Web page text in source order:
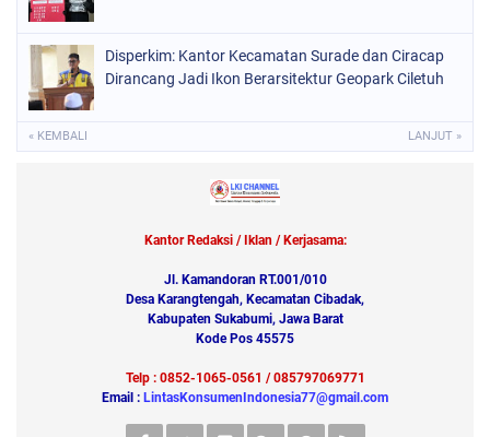
Disperkim: Kantor Kecamatan Surade dan Ciracap
Dirancang Jadi Ikon Berarsitektur Geopark Ciletuh
« KEMBALI LANJUT »
Kantor Redaksi / Iklan / Kerjasama:
Jl. Kamandoran RT.001/010
Desa Karangtengah, Kecamatan Cibadak,
Kabupaten Sukabumi, Jawa Barat
Kode Pos 45575
Telp : 0852-1065-0561 / 085797069771
Email : LintasKonsumenIndonesia77@gmail.com